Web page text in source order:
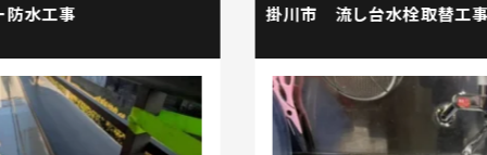
掛川市 流し台水栓取替工事